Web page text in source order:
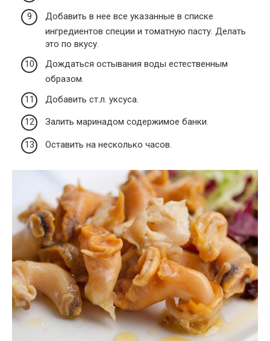
Добавить в нее все указанные в списке
ингредиентов специи и томатную пасту. Делать
это по вкусу.
Дождаться остывания воды естественным
образом.
Добавить ст.л. уксуса.
Залить маринадом содержимое банки.
Оставить на несколько часов.